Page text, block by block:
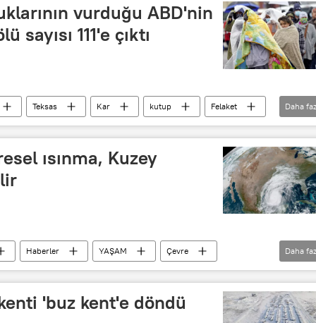
vurduğu ABD'nin
sayısı 111'e çıktı
Teksas Kar kutup
Felaket
Daha
ısınma, Kuzey
Haberler YAŞAM
Çevre
Sıcaklık Hava sıcaklığı
Daha
'buz kent'e döndü